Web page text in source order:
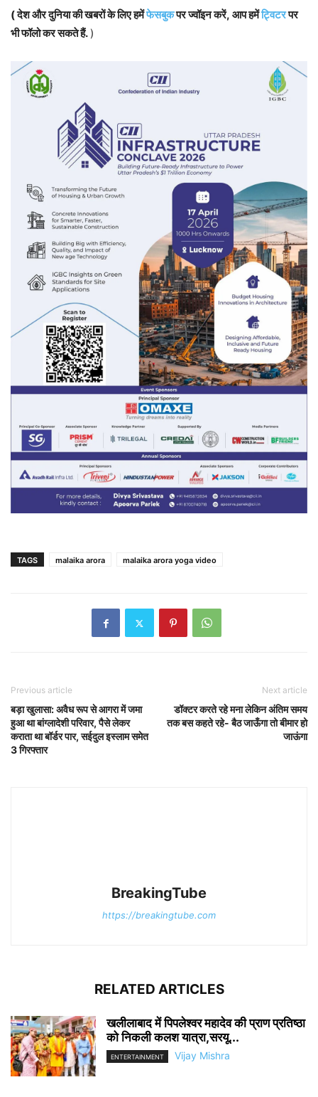
( देश और दुनिया की खबरों के लिए हमेंफेसबुकपर ज्वॉइन करें, आप हमेंट्विटरपर
भी फॉलो कर सकते हैं. )
TAGS malaika arora malaika arora yoga video
Previous article
बड़ा खुलासा: अवैध रूप से आगरा में जमा
हुआ था बांग्लादेशी परिवार, पैसे लेकर
कराता था बॉर्डर पार, सईदुल इस्लाम समेत
3 गिरफ्तार
Next article
डॉक्टर करते रहे मना लेकिन अंतिम समय
तक बस कहते रहे- बैठ जाऊँगा तो बीमार हो
जाऊंगा
BreakingTube
https://breakingtube.com
RELATED ARTICLES
खलीलाबाद में पिपलेश्वर महादेव की प्राण प्रतिष्ठा
को निकली कलश यात्रा,सरयू...
ENTERTAINMENT Vijay Mishra